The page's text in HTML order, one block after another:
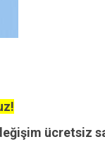
ücretsiz